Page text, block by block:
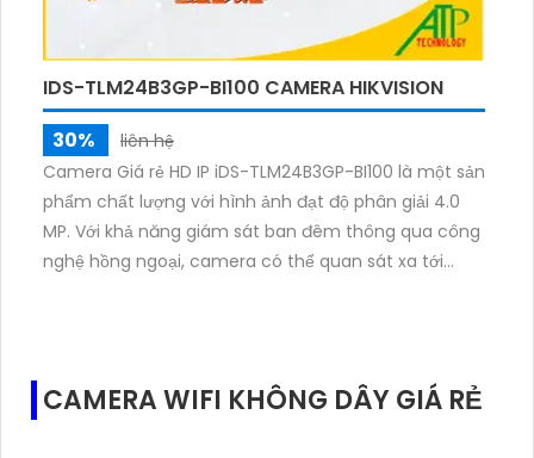
IDS-TLM24B3GP-BI100 CAMERA HIKVISION
30%
liên hệ
Camera Giá rẻ HD IP iDS-TLM24B3GP-BI100 là một sản
phẩm chất lượng với hình ảnh đạt độ phân giải 4.0
MP. Với khả năng giám sát ban đêm thông qua công
nghệ hồng ngoại, camera có thể quan sát xa tới
và lắp đặt ngoài trời giúp camera chịu được mọi điều
kiện thời tiết. Ngoài ra, camera còn tích hợp công
CAMERA WIFI KHÔNG DÂY GIÁ RẺ